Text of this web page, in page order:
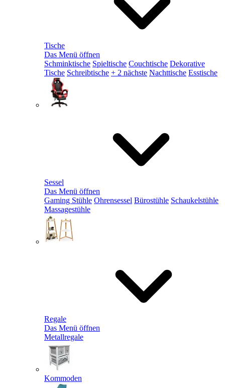
Tische
Das Menü öffnen
Schminktische Spieltische Couchtische Dekorative
Tische Schreibtische + 2 nächste Nachttische Esstische
Sessel
Das Menü öffnen
Gaming Stühle Ohrensessel Bürostühle Schaukelstühle
Massagestühle
Regale
Das Menü öffnen
Metallregale
Kommoden